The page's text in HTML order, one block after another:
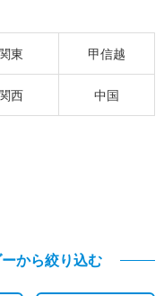
東 甲信越
西 中国
から絞り込む